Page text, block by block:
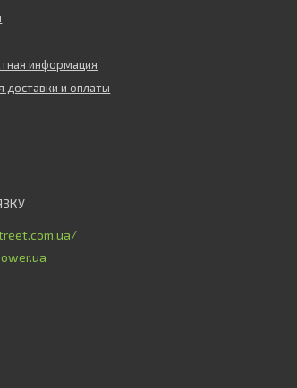
информация
доставки и оплаты